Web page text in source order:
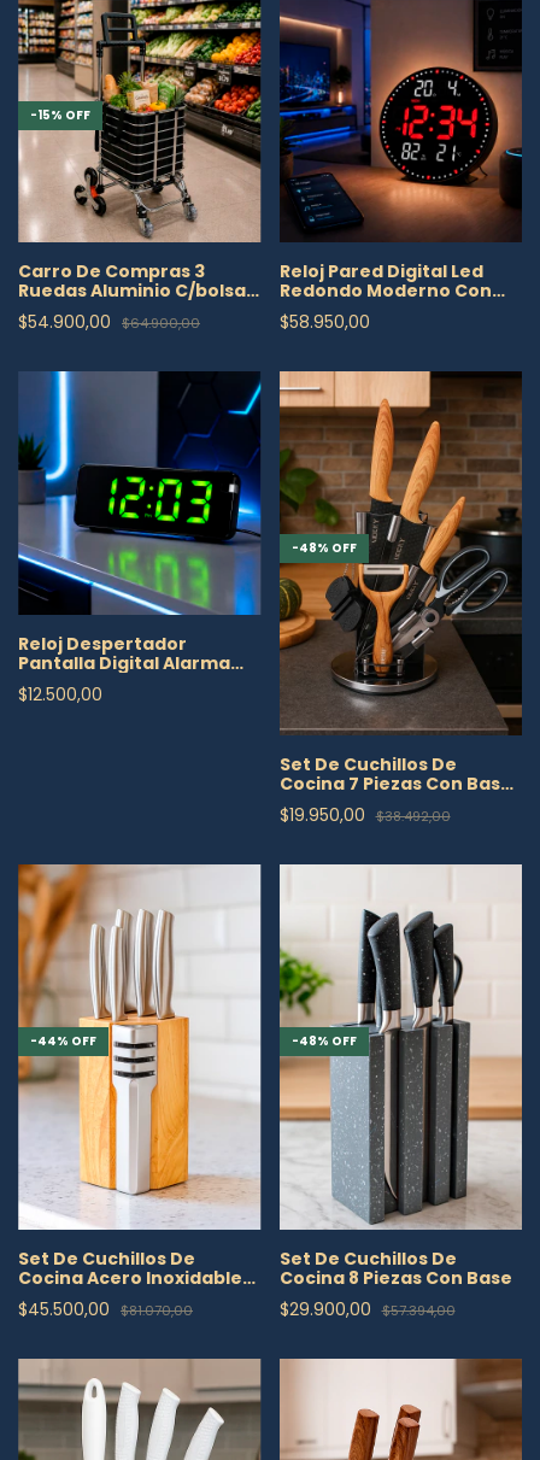
-15% OFF
Carro De Compras 3
Ruedas Aluminio C/bolsa
Plegable Plateado
$54.900,00 $64.900,00
Reloj Pared Digital Led
Redondo Moderno Con
Control Remoto
$58.950,00
Reloj Despertador
Pantalla Digital Alarma
Temperatura Lcd
$12.500,00
-48% OFF
Set De Cuchillos De
Cocina 7 Piezas Con Base
Giratoria
$19.950,00 $38.492,00
-44% OFF
Set De Cuchillos De
Cocina Acero Inoxidable
Base De Madera
$45.500,00 $81.070,00
-48% OFF
Set De Cuchillos De
Cocina 8 Piezas Con Base
$29.900,00 $57.394,00